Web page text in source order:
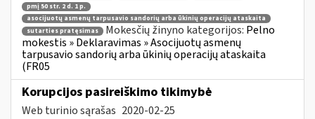
pmį 50 str. 2 d. 1 p.
asocijuotų asmenų tarpusavio sandorių arba ūkinių operacijų ataskaita
sutarties pratęsimas
Mokesčių žinyno kategorijos: Pelno
mokestis » Deklaravimas » Asocijuotų asmenų
tarpusavio sandorių arba ūkinių operacijų ataskaita
(FR05
Korupcijos pasireiškimo tikimybė
Web turinio sąrašas 2020-02-25